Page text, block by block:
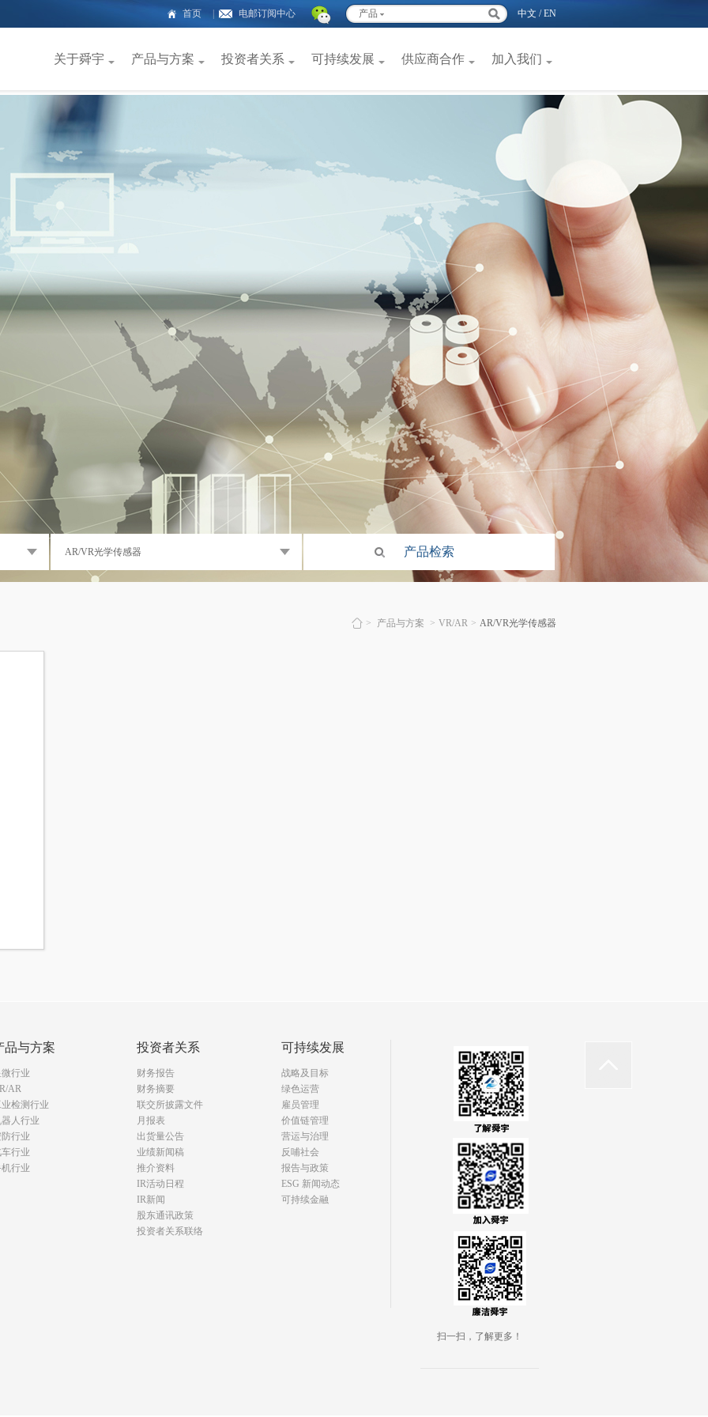
首页 电邮订阅中心 产品 中文 /EN
关于舜宇 产品与方案 投资者关系 可持续发展 供应商合作 加入我们
AR/VR光学传感器
> 产品与方案 > VR/AR > AR/VR光学传感器
品与方案
行业
AR
检测行业
人行业
行业
行业
行业
投资者关系
财务报告
财务摘要
联交所披露文件
月报表
出货量公告
业绩新闻稿
推介资料
IR活动日程
IR新闻
股东通讯政策
投资者关系联络
可持续发展
战略及目标
绿色运营
雇员管理
价值链管理
营运与治理
反哺社会
报告与政策
ESG 新闻动态
可持续金融
扫一扫，了解更多！